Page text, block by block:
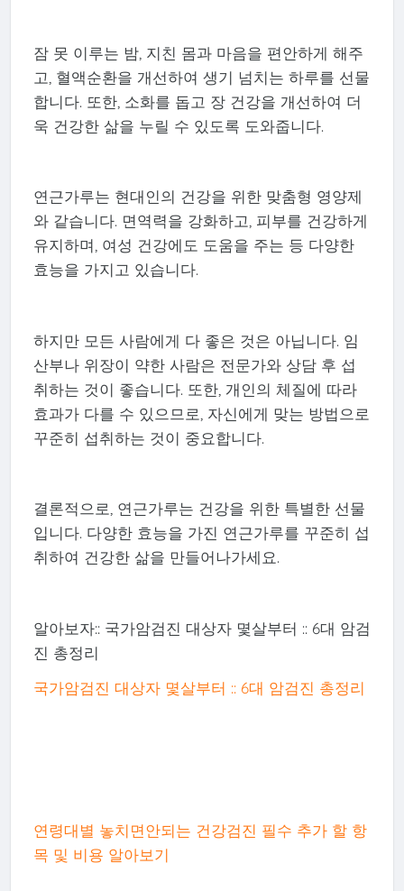
잠 못 이루는 밤, 지친 몸과 마음을 편안하게 해주
고, 혈액순환을 개선하여 생기 넘치는 하루를 선물
합니다. 또한, 소화를 돕고 장 건강을 개선하여 더
욱 건강한 삶을 누릴 수 있도록 도와줍니다.
연근가루는 현대인의 건강을 위한 맞춤형 영양제
와 같습니다. 면역력을 강화하고, 피부를 건강하게
유지하며, 여성 건강에도 도움을 주는 등 다양한
효능을 가지고 있습니다.
하지만 모든 사람에게 다 좋은 것은 아닙니다. 임
산부나 위장이 약한 사람은 전문가와 상담 후 섭
취하는 것이 좋습니다. 또한, 개인의 체질에 따라
효과가 다를 수 있으므로, 자신에게 맞는 방법으로
꾸준히 섭취하는 것이 중요합니다.
결론적으로, 연근가루는 건강을 위한 특별한 선물
입니다. 다양한 효능을 가진 연근가루를 꾸준히 섭
취하여 건강한 삶을 만들어나가세요.
알아보자:: 국가암검진 대상자 몇살부터 :: 6대 암검
진 총정리
국가암검진 대상자 몇살부터 :: 6대 암검진 총정리
연령대별 놓치면안되는 건강검진 필수 추가 할 항
목 및 비용 알아보기